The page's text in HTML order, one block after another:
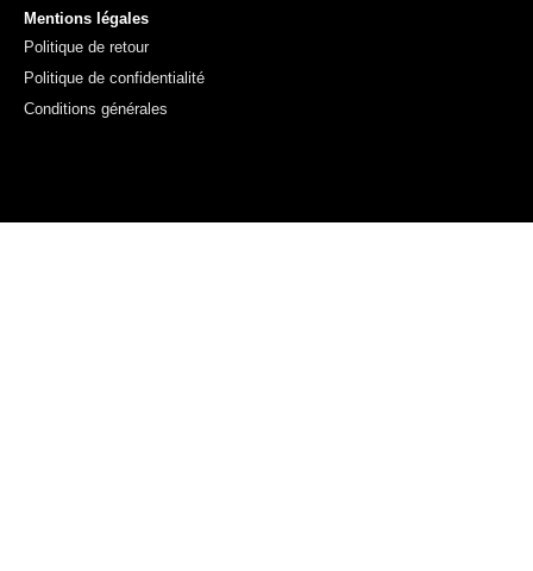
Mentions légales
Politique de retour
Politique de confidentialité
Conditions générales